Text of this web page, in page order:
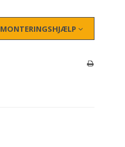
MONTERINGSHJÆLP